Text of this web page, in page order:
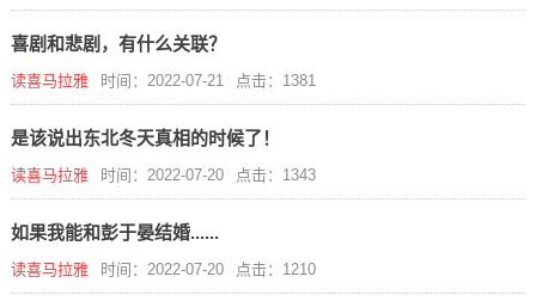
喜剧和悲剧，有什么关联？
读喜马拉雅 时间：2022-07-21 点击：1381
是该说出东北冬天真相的时候了！
读喜马拉雅 时间：2022-07-20 点击：1343
如果我能和彭于晏结婚......
读喜马拉雅 时间：2022-07-20 点击：1210